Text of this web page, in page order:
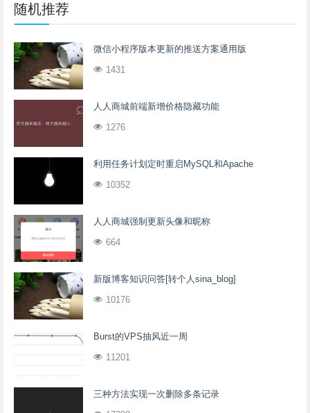
随机推荐
微信小程序版本更新的推送方案通用版
1431
人人商城前端新增价格隐藏功能
1276
利用任务计划定时重启MySQL和Apache
10352
人人商城强制更新头像和昵称
664
新版博客知识问答[转个人sina_blog]
10176
Burst的VPS抽风近一周
11201
三种方法实现一次删除多条记录